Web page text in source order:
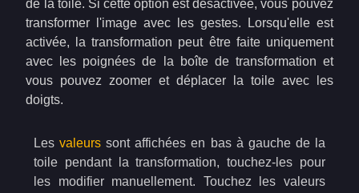
de la toile. Si cette option est désactivée, vous pouvez
transformer l'image avec les gestes. Lorsqu'elle est
activée, la transformation peut être faite uniquement
avec les poignées de la boîte de transformation et
vous pouvez zoomer et déplacer la toile avec les
doigts.
Lesvaleurs sont affichées en bas à gauche de la
toile pendant la transformation, touchez-les pour
les modifier manuellement. Touchez les valeurs